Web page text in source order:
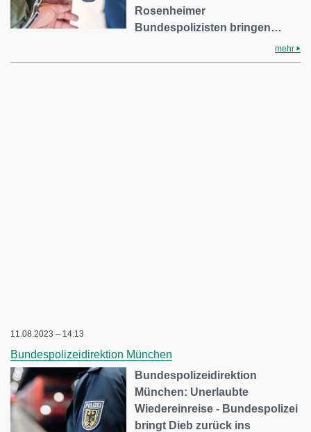
Rosenheimer
Bundespolizisten bringen…
mehr
11.08.2023 – 14:13
Bundespolizeidirektion München
Bundespolizeidirektion
München: Unerlaubte
Wiedereinreise - Bundespolizei
bringt Dieb zurück ins